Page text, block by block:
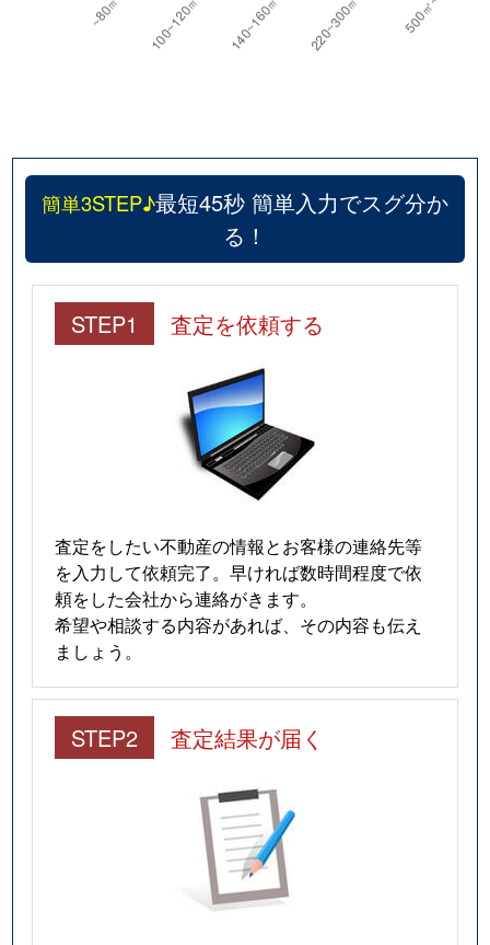
簡単3STEP♪最短45秒 簡単入力でスグ分か
る！
STEP1 査定を依頼する
査定をしたい不動産の情報とお客様の連絡先等
を入力して依頼完了。早ければ数時間程度で依
頼をした会社から連絡がきます。
希望や相談する内容があれば、その内容も伝え
ましょう。
STEP2 査定結果が届く